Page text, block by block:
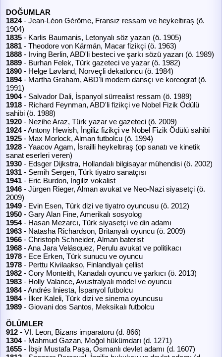
DOĞUMLAR
1824- Jean-Léon Gérôme, Fransız ressam ve heykeltıraş (ö.
1904)
1835 - Karlis Baumanis, Letonyalı söz yazarı (ö. 1905)
1881 - Theodore von Kármán, Macar fizikçi (ö. 1963)
1888 - Irving Berlin, ABD'li besteci ve şarkı sözü yazarı (ö. 1989)
1889 - Burhan Felek, Türk gazeteci ve yazar (ö. 1982)
1890 - Helge Løvland, Norveçli dekatloncu (ö. 1984)
1894- Martha Graham, ABD'li modern dansçı ve koreograf (ö.
1991)
1904- Salvador Dali, İspanyol sürrealist ressam (ö. 1989)
1918 - Richard Feynman, ABD'li fizikçi ve Nobel Fizik Ödülü
sahibi (ö. 1988)
1920 - Nezihe Araz, Türk yazar ve gazeteci (ö. 2009)
1924- Antony Hewish, İngiliz fizikçi ve Nobel Fizik Ödülü sahibi
1925 - Max Morlock, Alman futbolcu (ö. 1994)
1928 - Yaacov Agam, İsrailli heykeltıraş (op sanatı ve kinetik
sanat eserleri veren)
1930 - Edsger Dijkstra, Hollandalı bilgisayar mühendisi (ö. 2002)
1931 - Semih Sergen, Türk tiyatro sanatçısı
1941 - Eric Burdon, İngiliz vokalist
1946 - Jürgen Rieger, Alman avukat ve Neo-Nazi siyasetçi (ö.
2009)
1949 - Evin Esen, Türk dizi ve tiyatro oyuncusu (ö. 2012)
1950 - Gary Alan Fine, Amerikalı sosyolog
1954- Hasan Mezarcı, Türk siyasetçi ve din adamı
1963 - Natasha Richardson, Britanyalı oyuncu (ö. 2009)
1966 - Christoph Schneider, Alman baterist
1968 - Ana Jara Velásquez, Perulu avukat ve politikacı
1978 - Ece Erken, Türk sunucu ve oyuncu
1978 - Perttu Kivilaakso, Finlandiyalı çellist
1982 - Cory Monteith, Kanadalı oyuncu ve şarkıcı (ö. 2013)
1983 - Holly Valance, Avustralyalı model ve oyuncu
1984- Andrés Iniesta, İspanyol futbolcu
1984- İlker Kaleli, Türk dizi ve sinema oyuncusu
1989 - Giovani dos Santos, Meksikalı futbolcu
ÖLÜMLER
912 - VI. Leon, Bizans imparatoru (d. 866)
1304- Mahmud Gazan, Moğol hükümdarı (d. 1271)
1655 - İbşir Mustafa Paşa, Osmanlı devlet adamı (d. 1607)